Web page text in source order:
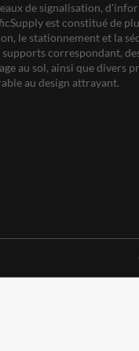
de signalisation,
est constitué de
le stationnement et la
correspondant,
au sol, ainsi que divers
au design attrayant.